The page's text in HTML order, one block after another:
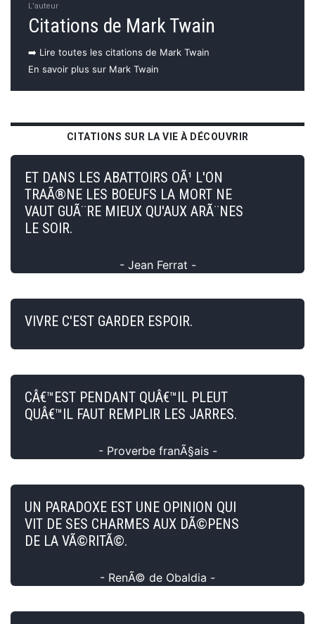
L'auteur
Citations de Mark Twain
➡️ Lire toutes les citations de Mark Twain
En savoir plus sur Mark Twain
CITATIONS SUR LA VIE À DÉCOUVRIR
ET DANS LES ABATTOIRS OÃ¹ L'ON
TRAÃ®NE LES BOEUFS LA MORT NE
VAUT GUÃ¨RE MIEUX QU'AUX ARÃ¨NES
LE SOIR.
- Jean Ferrat -
VIVRE C'EST GARDER ESPOIR.
CÂ€™EST PENDANT QUÂ€™IL PLEUT
QUÂ€™IL FAUT REMPLIR LES JARRES.
- Proverbe franÃ§ais -
UN PARADOXE EST UNE OPINION QUI
VIT DE SES CHARMES AUX DÃ©PENS
DE LA VÃ©RITÃ©.
- RenÃ© de Obaldia -